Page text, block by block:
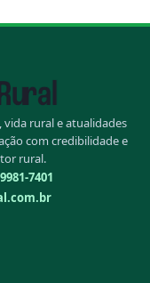
rural e atualidades
com credibilidade e
rural.
7401